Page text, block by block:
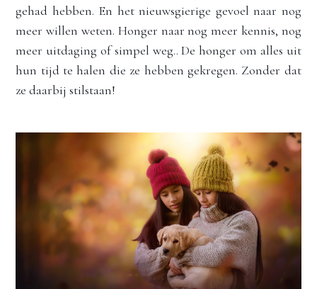
gehad hebben. En het nieuwsgierige gevoel naar nog
meer willen weten. Honger naar nog meer kennis, nog
meer uitdaging of simpel weg.. De honger om alles uit
hun tijd te halen die ze hebben gekregen. Zonder dat
ze daarbij stilstaan!